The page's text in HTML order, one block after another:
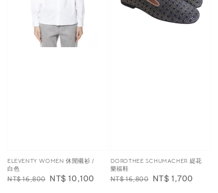
ELEVENTY WOMEN 休閒襯衫 /
白色
Regular
NT$ 16,800 Sale
NT$ 10,100
DOROTHEE SCHUMACHER 緹花
樂福鞋
Regular
NT$ 16,800 Sale
NT$ 1,700